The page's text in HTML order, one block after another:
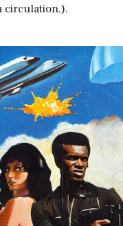
circulation.).